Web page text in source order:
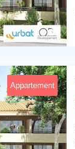
Appartement